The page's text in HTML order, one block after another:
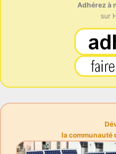
Adhérez à
sur
la communauté